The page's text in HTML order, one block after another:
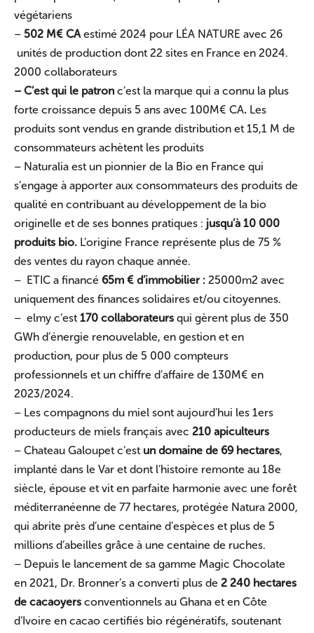
végétariens
– 502 M€ CAestimé 2024 pour LÉA NATURE avec 26
unités de production dont 22 sites en France en 2024.
2000 collaborateurs
– C’est qui le patron c’est la marque qui a connu la plus
forte croissance depuis 5 ans avec 100M€ CA. Les
produits sont vendus en grande distribution et 15,1 M de
consommateurs achètent les produits
– Naturalia est un pionnier de la Bio en France qui
s’engage à apporter aux consommateurs des produits de
qualité en contribuant au développement de la bio
originelle et de ses bonnes pratiques : jusqu’à 10 000
produits bio. L’origine France représente plus de 75 %
des ventes du rayon chaque année.
– ETIC a financé 65m € d’immobilier : 25000m2 avec
uniquement des finances solidaires et/ou citoyennes.
– elmy c’est 170 collaborateurs qui gèrent plus de 350
GWh d’énergie renouvelable, en gestion et en
production, pour plus de 5 000 compteurs
professionnels et un chiffre d’affaire de 130M€ en
2023/2024.
– Les compagnons du miel sont aujourd’hui les 1ers
producteurs de miels français avec 210 apiculteurs
– Chateau Galoupet c’est un domaine de 69 hectares,
implanté dans le Var et dont l’histoire remonte au 18e
siècle, épouse et vit en parfaite harmonie avec une forêt
méditerranéenne de 77 hectares, protégée Natura 2000,
qui abrite près d’une centaine d’espèces et plus de 5
millions d’abeilles grâce à une centaine de ruches.
– Depuis le lancement de sa gamme Magic Chocolate
en 2021, Dr. Bronner’s a converti plus de 2 240 hectares
de cacaoyers conventionnels au Ghana et en Côte
d’Ivoire en cacao certifiés bio régénératifs, soutenant